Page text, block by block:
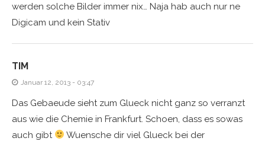
werden solche Bilder immer nix… Naja hab auch nur ne
Digicam und kein Stativ
TIM
Januar 12, 2013 - 03:47
Das Gebaeude sieht zum Glueck nicht ganz so verranzt
aus wie die Chemie in Frankfurt. Schoen, dass es sowas
auch gibt
Wuensche dir viel Glueck bei der